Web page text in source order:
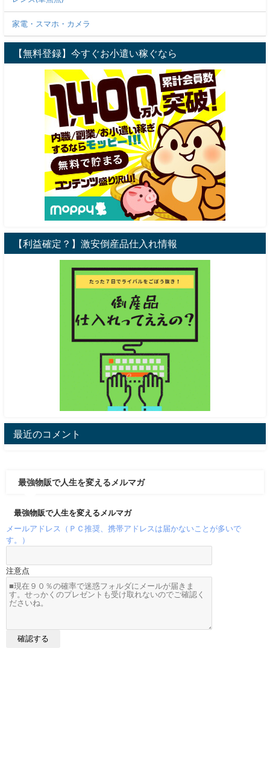
家電・スマホ・カメラ
【無料登録】今すぐお小遣い稼ぐなら
【利益確定？】激安倒産品仕入れ情報
最近のコメント
最強物販で人生を変えるメルマガ
最強物販で人生を変えるメルマガ
メールアドレス（ＰＣ推奨、携帯アドレスは届かないことが多いで
す。）
注意点